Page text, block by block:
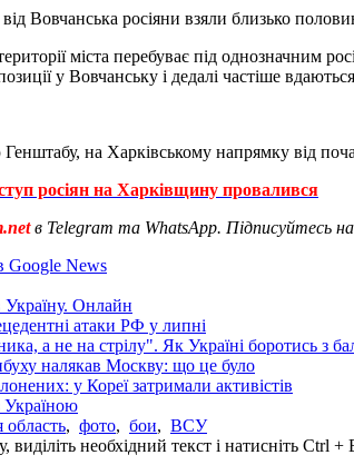
Вовчанська росіяни взяли близько
міста перебуває під однозначним
у Вовчанську і дедалі частіше
на Харківському напрямку від
росіян на Харківщину провалився
в Telegram та WhatsApp. Підписуйтесь
Google News
Україну. Онлайн
атаки РФ у липні
а не на стрілу". Як Україні боротись з
налякав Москву: що це було
у Кореї затримали активістів
Україною
область, фото, бои, ВСУ
необхідний текст і натисніть Ctrl